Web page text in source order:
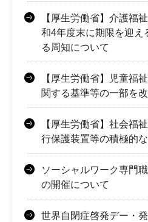
【厚生労働省】介護福
和4年度末に期限を迎え
る周知について
【厚生労働省】児童福
関する基準等の一部を
【厚生労働省】社会福
行保護装置等の積極的
ソーシャルワーク専門
の開催について
世界自閉症啓発デー・